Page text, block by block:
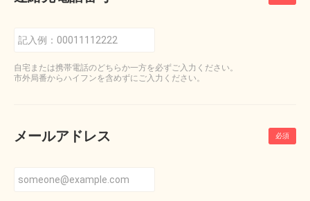
自宅または携帯電話のどちらか一方を必ずご入力ください。
市外局番からハイフンを含めずにご入力ください。
メールアドレス